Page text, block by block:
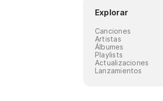
Explorar
Canciones
Artistas
Álbumes
Playlists
Actualizaciones
Lanzamientos